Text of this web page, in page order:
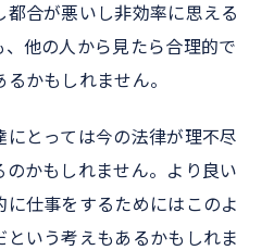
合が悪いし非効率に思える
他の人から見たら合理的で
かもしれません。
とっては今の法律が理不尽
かもしれません。より良い
仕事をするためにはこのよ
という考えもあるかもしれま